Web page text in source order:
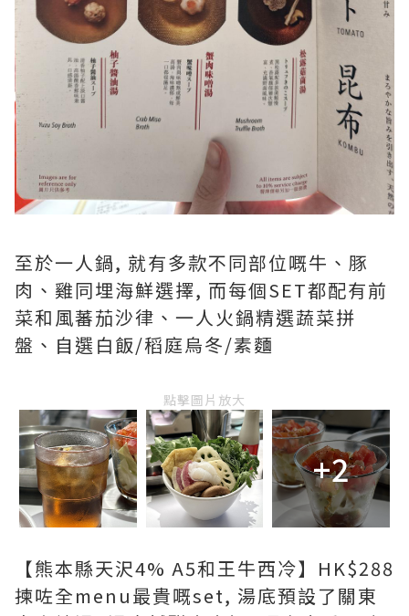
至於一人鍋, 就有多款不同部位嘅牛、豚
肉、雞同埋海鮮選擇, 而每個SET都配有前
菜和風蕃茄沙律、一人火鍋精選蔬菜拼
盤、自選白飯/稻庭烏冬/素麵
點擊圖片放大
+2
【熊本縣天沢4% A5和王牛西冷】HK$288
揀咗全menu最貴嘅set, 湯底預設了關東